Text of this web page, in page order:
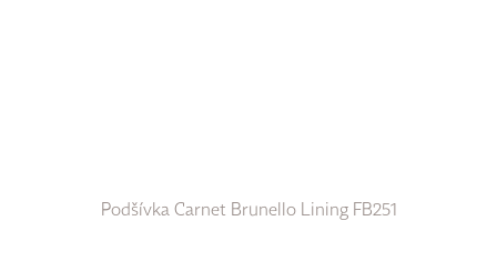
Podšívka Carnet Brunello Lining FB251